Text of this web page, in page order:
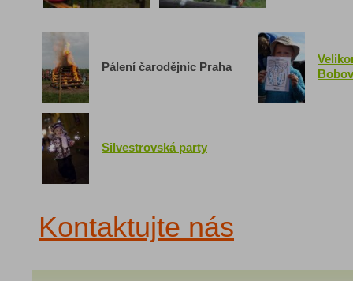
Pálení čarodějnic Praha
Silvestrovská party
Kontaktujte nás